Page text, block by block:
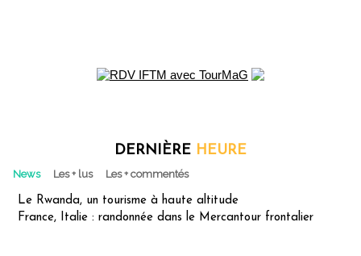
DERNIÈRE HEURE
News Les + lus Les + commentés
Le Rwanda, un tourisme à haute altitude
France, Italie : randonnée dans le Mercantour frontalier